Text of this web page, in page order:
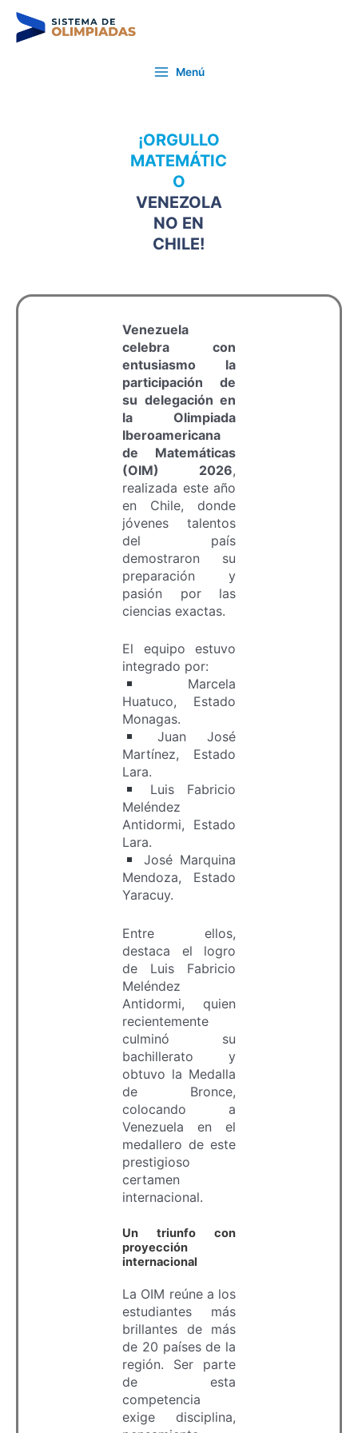
contenido
MainMenú
¡ORGULLO
MATEMÁTIC
O
VENEZOLA
NO EN
CHILE!
Venezuela
celebra con
entusiasmo la
participación de
su delegación en
la Olimpiada
Iberoamericana
de Matemáticas
(OIM) 2026,
realizada este año
en Chile, donde
jóvenes talentos
del país
demostraron su
preparación y
pasión por las
ciencias exactas.
El equipo estuvo
integrado por:
Marcela
Huatuco, Estado
Monagas.
Juan José
Martínez, Estado
Lara.
Luis Fabricio
Meléndez
Antidormi, Estado
Lara.
José Marquina
Mendoza, Estado
Yaracuy.
Entre ellos,
destaca el logro
de Luis Fabricio
Meléndez
Antidormi, quien
recientemente
culminó su
bachillerato y
obtuvo la Medalla
de Bronce,
colocando a
Venezuela en el
medallero de este
prestigioso
certamen
internacional.
Un triunfo con
proyección
internacional
La OIM reúne a los
estudiantes más
brillantes de más
de 20 países de la
región. Ser parte
de esta
competencia
exige disciplina,
navigation